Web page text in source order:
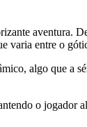
aventura.
varia entre o
algo que a
o jogador